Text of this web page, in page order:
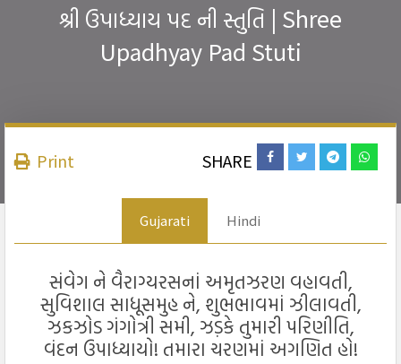
શ્રી ઉપાધ્યાય પદ ની સ્તુતિ | Shree
Upadhyay Pad Stuti
Print SHARE
Gujarati Hindi
સંવેગ ને વૈરાગ્યરસનાં અમૃતઝરણ વહાવતી,
સુવિશાલ સાધૂસમુહ ને, શુભભાવમાં ઝીલાવતી,
ઝકઝોડ ગંગોત્રી સમી, ઝડ઼કે તુમારી પરિણીતિ,
વંદન ઉપાધ્યાયો! તમારા ચરણમાં અગણિત હો!